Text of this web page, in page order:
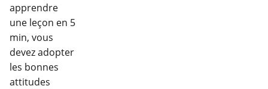
apprendre
une leçon en 5
min, vous
devez adopter
les bonnes
attitudes